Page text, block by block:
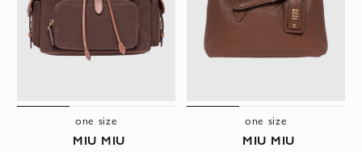
one size
MIU MIU
one size
MIU MIU